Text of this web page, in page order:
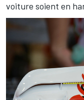
voiture soient en